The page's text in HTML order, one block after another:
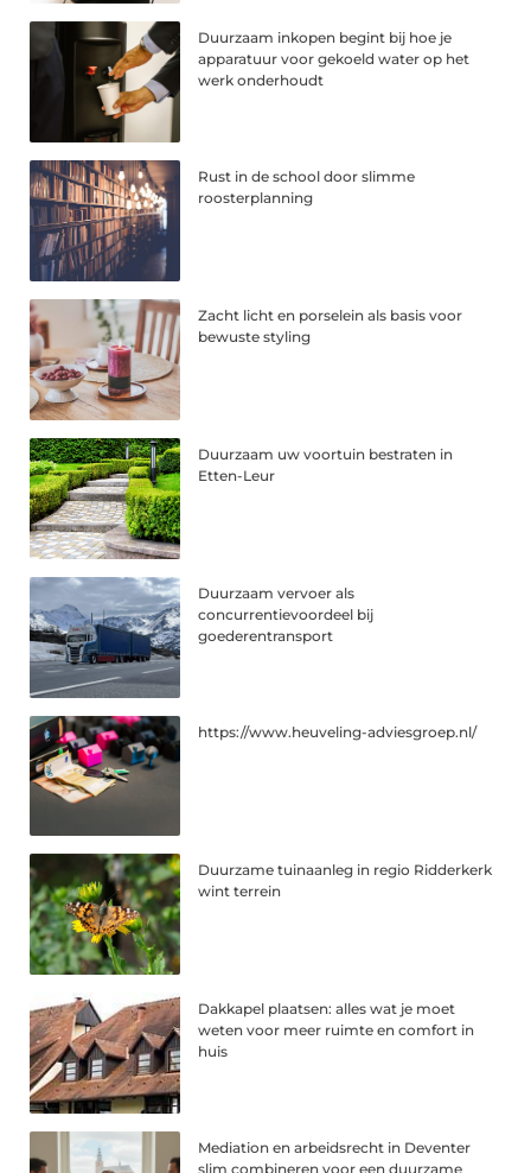
Duurzaam inkopen begint bij hoe je
apparatuur voor gekoeld water op het
werk onderhoudt
Rust in de school door slimme
roosterplanning
Zacht licht en porselein als basis voor
bewuste styling
Duurzaam uw voortuin bestraten in
Etten-Leur
Duurzaam vervoer als
concurrentievoordeel bij
goederentransport
https://www.heuveling-adviesgroep.nl/
Duurzame tuinaanleg in regio Ridderkerk
wint terrein
Dakkapel plaatsen: alles wat je moet
weten voor meer ruimte en comfort in
huis
Mediation en arbeidsrecht in Deventer
slim combineren voor een duurzame